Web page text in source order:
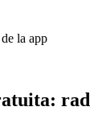
la app